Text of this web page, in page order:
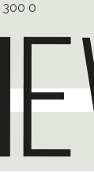
300 0